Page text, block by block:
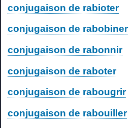
conjugaison de rabioter
conjugaison de rabobiner
conjugaison de rabonnir
conjugaison de raboter
conjugaison de rabougrir
conjugaison de rabouiller